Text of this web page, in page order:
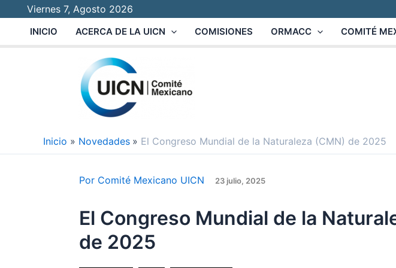
al
contenido
Viernes 7, Agosto 2026
INICIO ACERCA DE LA UICN COMISIONES ORMACC COMITÉ
Inicio Novedades El Congreso Mundial de la Naturaleza (CMN) de 2025
Por Comité Mexicano UICN 23 julio, 2025
El Congreso Mundial de la
de 2025